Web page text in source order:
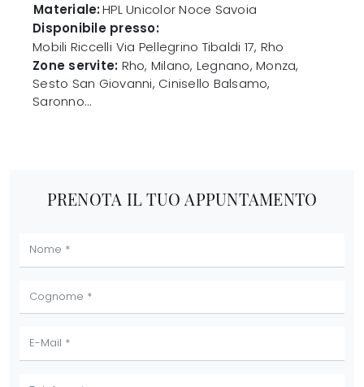
Materiale:HPL Unicolor Noce Savoia
Disponibile presso:
Mobili Riccelli Via Pellegrino Tibaldi 17, Rho
Zone servite: Rho, Milano, Legnano, Monza,
Sesto San Giovanni, Cinisello Balsamo,
Saronno...
PRENOTA IL TUO APPUNTAMENTO